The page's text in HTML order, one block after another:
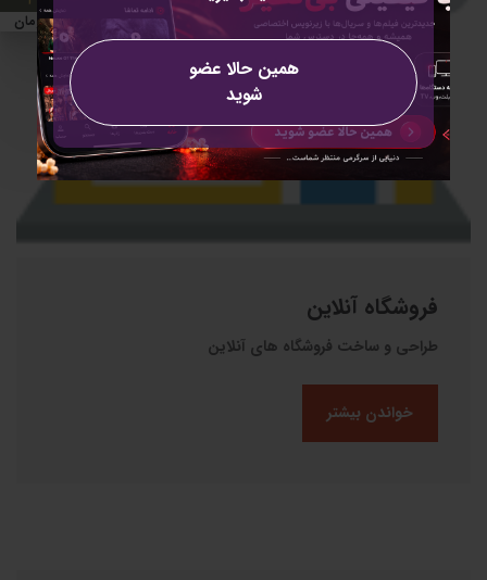
همین حالا عضو
شوید
فروشگاه آنلاین
طراحی و ساخت فروشگاه های آنلاین
خواندن بیشتر
0 تومان